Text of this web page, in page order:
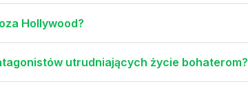
Hollywood?
utrudniających życie bohaterom?